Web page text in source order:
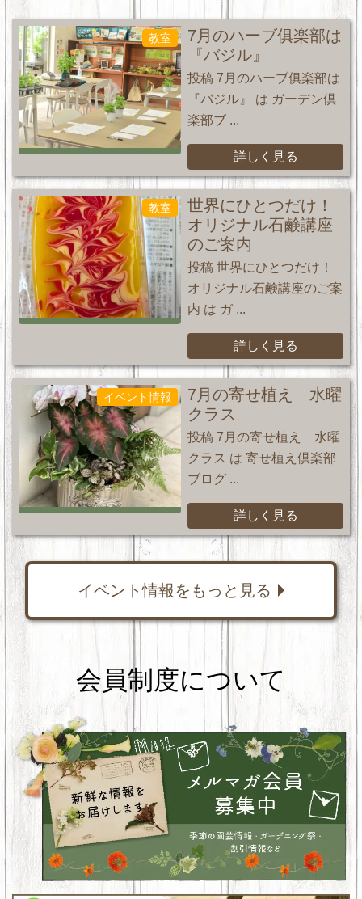
教室
7月のハーブ俱楽部は
『バジル』
投稿 7月のハーブ俱楽部は
『バジル』 は ガーデン倶
楽部ブ ...
詳しく見る
教室
世界にひとつだけ！
オリジナル石鹸講座
のご案内
投稿 世界にひとつだけ！
オリジナル石鹸講座のご案
内 は ガ ...
詳しく見る
イベント情報
7月の寄せ植え 水曜
クラス
投稿 7月の寄せ植え 水曜
クラス は 寄せ植え倶楽部
ブログ ...
詳しく見る
イベント情報をもっと見る
会員制度について